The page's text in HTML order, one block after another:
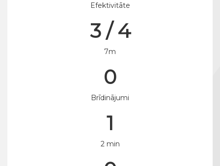
Efektivitāte
3 / 4
7m
0
Brīdinājumi
1
2 min